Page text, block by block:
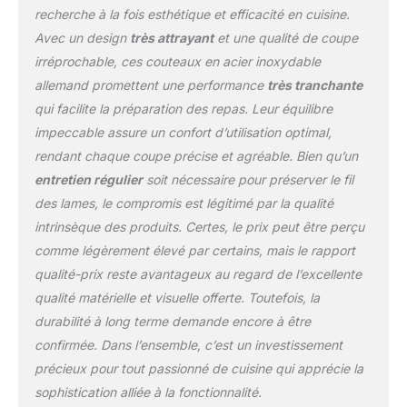
résistance aux taches, la
corrosion, la rouille.
【Lame tranchante du
rasoir】 Le bord de la
lame est précisément poli
à la main à 15 ° d'un
côté, une lame aiguë et
lisse, professionnelle et
au fini satiné, vante de
coupe de précision et est
finement perfectionné
pour une netteté durable.
【Poignée ergonomique
et soins faciles】 Les
couteaux se sont fixés
avec une poignée
permet une poignée
durable et confortable et
réduire la tension du
poignet. La poignée en
recherche à la fois esthétique et efficacité en cuisine.
Avec un design très attrayantet une qualité de coupe
irréprochable, ces couteaux en acier inoxydable
allemand promettent une performance très tranchante
qui facilite la préparation des repas. Leur équilibre
impeccable assure un confort d’utilisation optimal,
rendant chaque coupe précise et agréable. Bien qu’un
entretien réguliersoit nécessaire pour préserver le fil
des lames, le compromis est légitimé par la qualité
intrinsèque des produits. Certes, le prix peut être perçu
comme légèrement élevé par certains, mais le rapport
qualité-prix reste avantageux au regard de l’excellente
qualité matérielle et visuelle offerte. Toutefois, la
durabilité à long terme demande encore à être
confirmée. Dans l’ensemble, c’est un investissement
précieux pour tout passionné de cuisine qui apprécie la
sophistication alliée à la fonctionnalité.